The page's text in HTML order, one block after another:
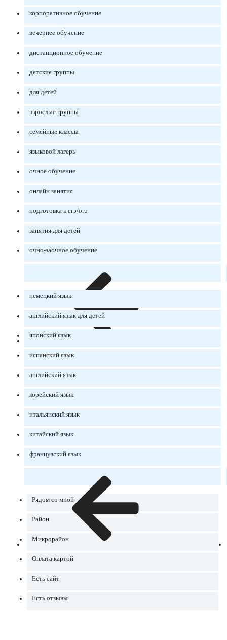
корпоративное обучение
вечернее обучение
дистанционное обучение
детские группы
для детей
взрослые группы
семейные классы
языковой лагерь
очное обучение
онлайн занятия
подготовка к егэ/огэ
занятия для детей
очно-заочное обучение
немецкий язык
английский язык для детей
японский язык
испанский язык
английский язык
корейский язык
итальянский язык
китайский язык
французский язык
Рядом со мной
Район
Микрорайон
Оплата картой
Есть сайт
Есть отзывы